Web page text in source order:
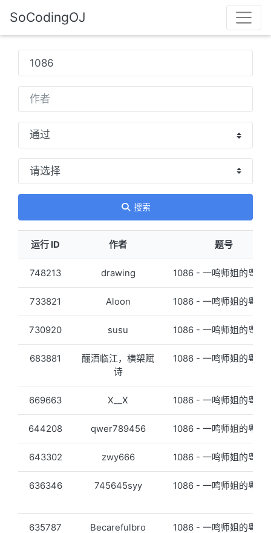
SoCodingOJ
搜索
运行 ID 作者 题号
748213 drawing 1086 - 一鸣师姐的粤语
733821 Aloon 1086 - 一鸣师姐的粤语
730920 susu 1086 - 一鸣师姐的粤语
683881
酾酒临江，横槊赋
诗
1086 - 一鸣师姐的粤语
669663 X__X 1086 - 一鸣师姐的粤语
644208 qwer789456 1086 - 一鸣师姐的粤语
643302 zwy666 1086 - 一鸣师姐的粤语
636346 745645syy 1086 - 一鸣师姐的粤语
635787 Becarefulbro 1086 - 一鸣师姐的粤语